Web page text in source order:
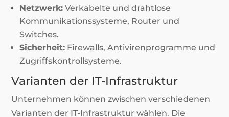
Netzwerk: Verkabelte und drahtlose
Kommunikationssysteme, Router und
Switches.
Sicherheit: Firewalls, Antivirenprogramme und
Zugriffskontrollsysteme.
Varianten der IT-Infrastruktur
Unternehmen können zwischen verschiedenen
Varianten der IT-Infrastruktur wählen. Die